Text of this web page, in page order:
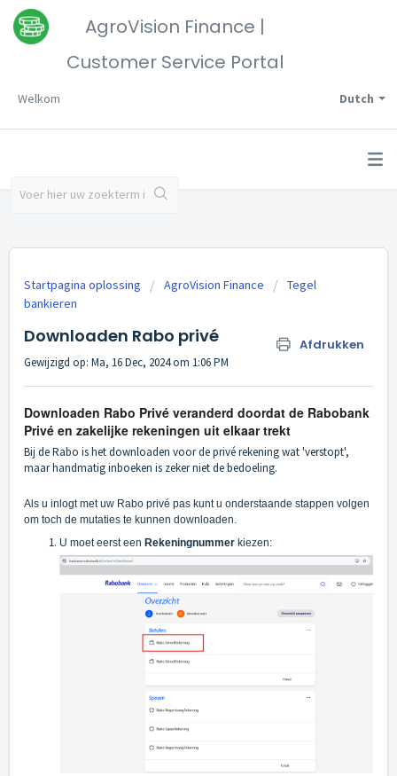
AgroVision Finance |
Customer Service Portal
Dutch
Welkom
Startpagina oplossing AgroVision Finance
Tegel
bankieren
Downloaden Rabo privé Afdrukken
Gewijzigd op: Ma, 16 Dec, 2024 om 1:06 PM
Downloaden Rabo Privé veranderd doordat de Rabobank
Privé en zakelijke rekeningen uit elkaar trekt
Bij de Rabo is het downloaden voor de privé rekening wat 'verstopt',
maar handmatig inboeken is zeker niet de bedoeling.
Als u inlogt met uw Rabo privé pas kunt u onderstaande stappen volgen
om toch de mutaties te kunnen downloaden.
U moet eerst een Rekeningnummer kiezen: